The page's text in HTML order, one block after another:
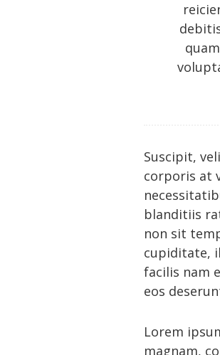
Suscipit,
corporis at
blanditiis
non sit
cupiditate,
facilis nam
eos
Lorem
magnam,